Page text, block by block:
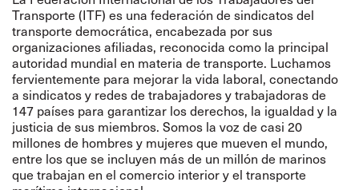
Transporte (ITF) es una federación de sindicatos del
transporte democrática, encabezada por sus
organizaciones afiliadas, reconocida como la principal
autoridad mundial en materia de transporte. Luchamos
fervientemente para mejorar la vida laboral, conectando
a sindicatos y redes de trabajadores y trabajadoras de
147 países para garantizar los derechos, la igualdad y la
justicia de sus miembros. Somos la voz de casi 20
millones de hombres y mujeres que mueven el mundo,
entre los que se incluyen más de un millón de marinos
que trabajan en el comercio interior y el transporte